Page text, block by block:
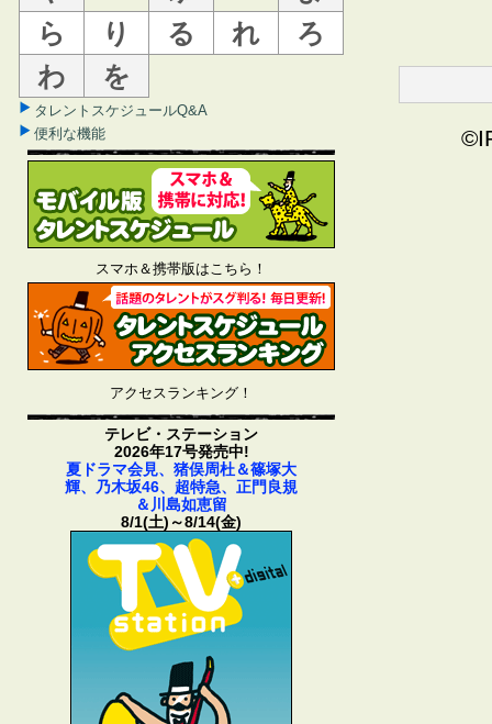
ら
り る れ
ろ
わ
を
タレントスケジュールQ&A
便利な機能
スマホ＆携帯版はこちら！
アクセスランキング！
テレビ・ステーション
2026年17号発売中!
夏ドラマ会見、猪俣周杜＆篠塚大
輝、乃木坂46、超特急、正門良規
＆川島如恵留
8/1(土)～8/14(金)